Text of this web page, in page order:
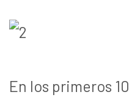
En los primeros